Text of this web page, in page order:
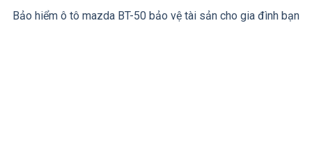
Bảo hiểm ô tô mazda BT-50 bảo vệ tài sản cho gia đình bạn